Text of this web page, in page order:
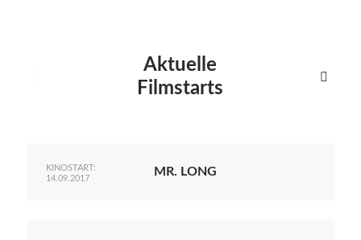
Aktuelle
Filmstarts

KINOSTART:
14.09.2017
MR. LONG